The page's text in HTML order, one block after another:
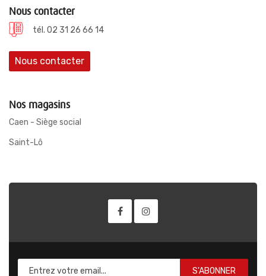
Nous contacter
tél. 02 31 26 66 14
Nous contacter
Nos magasins
Caen - Siège social
Saint-Lô
S'ABONNER